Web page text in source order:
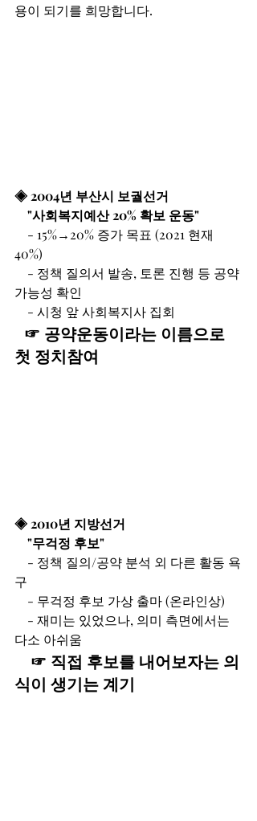
용이 되기를 희망합니다.
◈ 2004년 부산시 보궐선거
"사회복지예산 20% 확보 운동"
40%)
가능성 확인
    - 시청 앞 사회복지사 집회
☞ 공약운동이라는 이름으로
첫 정치참여
◈ 2010년 지방선거
    "무걱정 후보"
구
    - 무걱정 후보 가상 출마 (온라인상)
다소 아쉬움
식이 생기는 계기